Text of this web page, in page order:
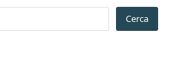
Cerca